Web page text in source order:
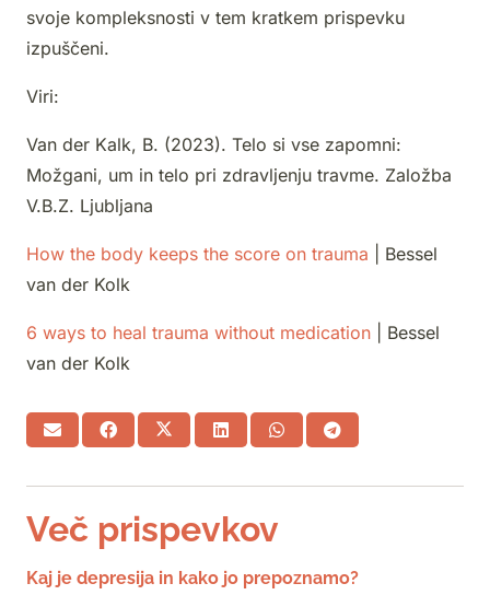
svoje kompleksnosti v tem kratkem prispevku
izpuščeni.
Viri:
Van der Kalk, B. (2023). Telo si vse zapomni:
Možgani, um in telo pri zdravljenju travme. Založba
V.B.Z. Ljubljana
How the body keeps the score on trauma | Bessel
van der Kolk
6 ways to heal trauma without medication | Bessel
van der Kolk
Več prispevkov
Kaj je depresija in kako jo prepoznamo?